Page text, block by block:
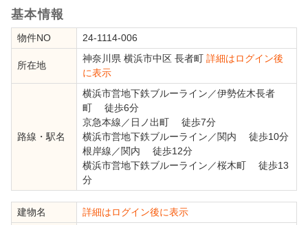
基本情報
物件NO 24-1114-006
所在地
神奈川県 横浜市中区 長者町 詳細はログイン後
に表示
路線・駅名
横浜市営地下鉄ブルーライン ／伊勢佐木長者
町 徒歩6分
京急本線 ／ 日ノ出町 徒歩7分
横浜市営地下鉄ブルーライン ／関内 徒歩10分
根岸線 ／関内 徒歩12分
横浜市営地下鉄ブルーライン ／桜木町 徒歩13
分
建物名
詳細はログイン後に表示